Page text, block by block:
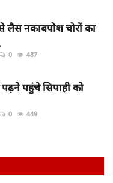
लैस नकाबपोश चोरों का
0 487
पढ़ने पहुंचे सिपाही को
0 449